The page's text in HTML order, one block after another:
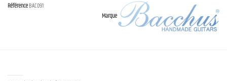
Marque
RéférenceBAC091